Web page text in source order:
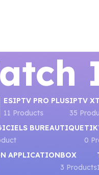
ESIPTV PRO PLUS
11 Products
IPTV
35
BUREAUTIQUE
0
APPLICATIONBOX
3 Products